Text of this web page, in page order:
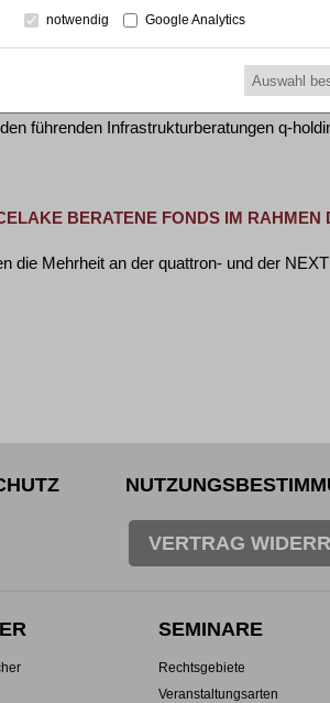
von Möbeln und Halterungssystemen
BEI BETEILIGUNG
führenden Infrastrukturberatungen q-
BERATENE FONDS IM
die Mehrheit an der quattron- und der
VERTRAG
SEMINARE
Rechtsgebiete
Veranstaltungsarten
notwendig Google Analytics
Auswahl